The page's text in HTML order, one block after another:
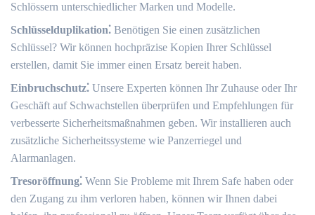
Schlössern unterschiedlicher Marken und Modelle.​
Schlüsselduplikation⁚ Benötigen Sie einen zusätzlichen
Schlüssel?​ Wir können hochpräzise Kopien Ihrer Schlüssel
erstellen, damit Sie immer einen Ersatz bereit haben.
Einbruchschutz⁚ Unsere Experten können Ihr Zuhause oder Ihr
Geschäft auf Schwachstellen überprüfen und Empfehlungen für
verbesserte Sicherheitsmaßnahmen geben. Wir installieren auch
zusätzliche Sicherheitssysteme wie Panzerriegel und
Alarmanlagen.​
Tresoröffnung⁚ Wenn Sie Probleme mit Ihrem Safe haben oder
den Zugang zu ihm verloren haben, können wir Ihnen dabei